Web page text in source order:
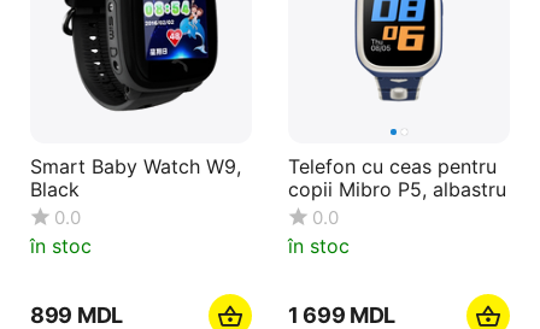
Smart Baby Watch W9,
Black
0.0
în stoc
‍899‍ MDL
Telefon cu ceas pentru
copii Mibro P5, albastru
0.0
în stoc
1 699 MDL